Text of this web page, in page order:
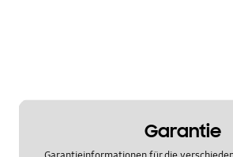
Garantie